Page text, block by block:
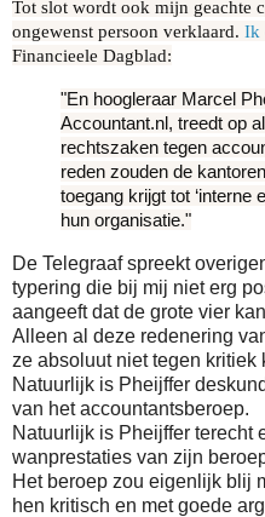
Tot slot wordt ook mijn geachte
ongewenst persoon verklaard. Ik
Financieele Dagblad:
"En hoogleraar Marcel
Accountant.nl, treedt op
rechtszaken tegen
reden zouden de
toegang krijgt tot ‘interne
hun organisatie."
De Telegraaf spreekt
typering die bij mij niet erg
aangeeft dat de grote vier
Alleen al deze redenering
ze absoluut niet tegen kritiek
Natuurlijk is Pheijffer
van het accountantsberoep.
Natuurlijk is Pheijffer terecht
wanprestaties van zijn
Het beroep zou eigenlijk blij
hen kritisch en met goede